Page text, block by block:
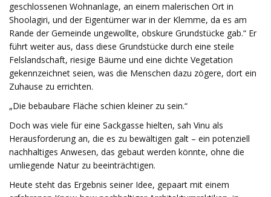
geschlossenen Wohnanlage, an einem malerischen Ort in
Shoolagiri, und der Eigentümer war in der Klemme, da es am
Rande der Gemeinde ungewollte, obskure Grundstücke gab.“ Er
führt weiter aus, dass diese Grundstücke durch eine steile
Felslandschaft, riesige Bäume und eine dichte Vegetation
gekennzeichnet seien, was die Menschen dazu zögere, dort ein
Zuhause zu errichten.
„Die bebaubare Fläche schien kleiner zu sein.“
Doch was viele für eine Sackgasse hielten, sah Vinu als
Herausforderung an, die es zu bewältigen galt – ein potenziell
nachhaltiges Anwesen, das gebaut werden könnte, ohne die
umliegende Natur zu beeinträchtigen.
Heute steht das Ergebnis seiner Idee, gepaart mit einem